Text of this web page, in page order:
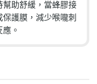
幫助舒緩，當蜂膠接
護膜，減少喉嚨刺
。